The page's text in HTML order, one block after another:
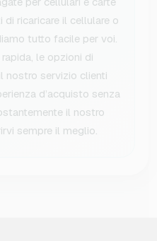
di ricaricare il cellulare o
tutto facile per voi.
le opzioni di
nostro servizio clienti
d’acquisto senza
il nostro
sempre il meglio.